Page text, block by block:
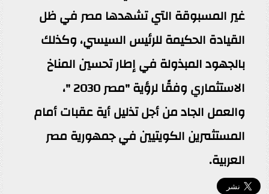
غير المسبوقة التي تشهدها مصر في ظل
القيادة الحكيمة للرئيس السيسي، وكذلك
بالجهود المبذولة في إطار تحسين المناخ
الاستثماري وفقًا لرؤية "مصر 2030 "،
والعمل الجاد من أجل تذليل أية عقبات أمام
المستثمرين الكويتيين في جمهورية مصر
العربية.